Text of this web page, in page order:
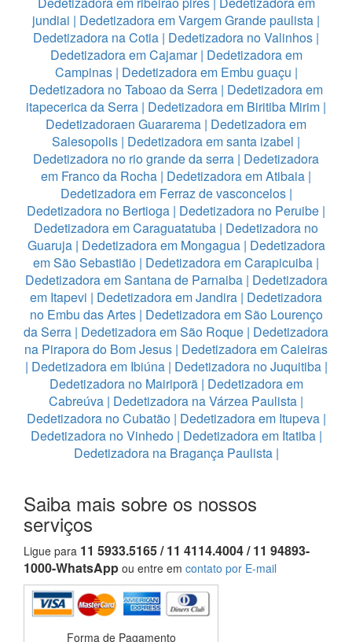
jundiai | Dedetizadora em Vargem Grande paulista |
Dedetizadora na Cotia | Dedetizadora no Valinhos |
Dedetizadora em Cajamar| Dedetizadora em
Campinas| Dedetizadora em Embu guaçu |
Dedetizadora no Taboao da Serra | Dedetizadora em
itapecerica da Serra | Dedetizadora em Biritiba Mirim |
Dedetizadoraen Guararema | Dedetizadora em
Salesopolis | Dedetizadora em santa izabel |
Dedetizadora no rio grande da serra | Dedetizadora
em Franco da Rocha | Dedetizadora em Atibaia |
Dedetizadora em Ferraz de vasconcelos|
Dedetizadora no Bertioga | Dedetizadora no Peruibe |
Dedetizadora em Caraguatatuba | Dedetizadora no
Guaruja| Dedetizadora em Mongagua| Dedetizadora
em São Sebastião | Dedetizadora em Carapicuiba |
Dedetizadora em Santana de Parnaiba| Dedetizadora
em Itapevi | Dedetizadora em Jandira | Dedetizadora
no Embu das Artes| Dedetizadora em São Lourenço
da Serra | Dedetizadora em São Roque | Dedetizadora
na Pirapora do Bom Jesus | Dedetizadora em Caieiras
| Dedetizadora em Ibiúna| Dedetizadora no Juquitiba|
Dedetizadora no Mairiporã| Dedetizadora em
Cabreúva | Dedetizadora na Várzea Paulista |
Dedetizadora no Cubatão| Dedetizadora em Itupeva|
Dedetizadora no Vinhedo| Dedetizadora em Itatiba|
Dedetizadora na Bragança Paulista|
Saiba mais sobre os nossos
serviços
Ligue para 11 5933.5165 / 11 4114.4004 / 11 94893-
1000-WhatsApp ou entre em contato por E-mail
Forma de Pagamento